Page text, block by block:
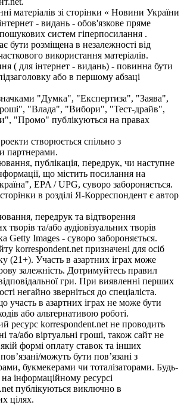
матеріалів зі сторінки « Новини України
- видань - обов'язкове пряме
систем гіперпосилання .
бути розміщена в незалежності від
використання матеріалів.
( для інтернет - видань) - повинна бути
або в першому абзаці
"Думка", "Експертиза", "Заява",
"Влада", "Вибори", "Тест-драйв",
"Промо" публікуються на правах
створюється спільно з
партнерами.
публікація, передрук, чи наступне
що містить посилання на
EPA / UPG, суворо забороняється.
в розділі Я-Корреспондент є автор
передрук та відтворення
творів та/або аудіовізуальних творів
Getty Images - суворо забороняється.
korrespondent.net призначені для осіб
(21+). Участь в азартних іграх може
залежність. Дотримуйтесь правил
гри. При виявленні перших
негайно зверніться до спеціаліста.
участь в азартних іграх не може бути
або альтернативою роботі.
ресурс korrespondent.net не проводить
та/або віртуальні гроші, також сайт не
формі оплату ставок та інших
можуть бути пов’язані з
букмекерами чи тоталізаторами. Будь-
на інформаційному ресурсі
публікуються виключно в
цілях.